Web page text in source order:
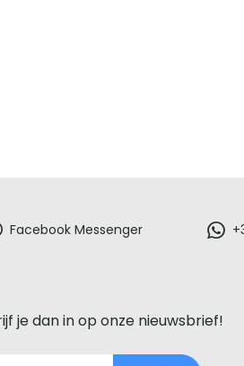
Facebook Messenger
je dan in op onze nieuwsbrief!